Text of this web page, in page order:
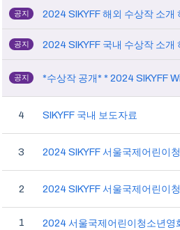
공지
공지
공지 *수상작 공개* * 2024 SIKYFF
4 SIKYFF 국내 보도자료
3 2024 SIKYFF 서울국제어린이
2 2024 SIKYFF 서울국제어린이
1 2024 서울국제어린이청소년영